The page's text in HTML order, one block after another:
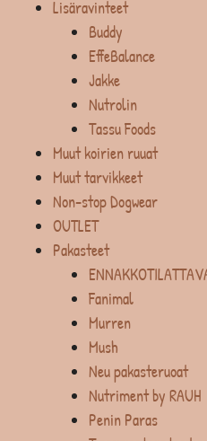
Lisäravinteet
Buddy
EffeBalance
Jakke
Nutrolin
Tassu Foods
Muut koirien ruuat
Muut tarvikkeet
Non-stop Dogwear
OUTLET
Pakasteet
Fanimal
Murren
Mush
Neu pakasteruoat
Nutriment by RAUH
Penin Paras